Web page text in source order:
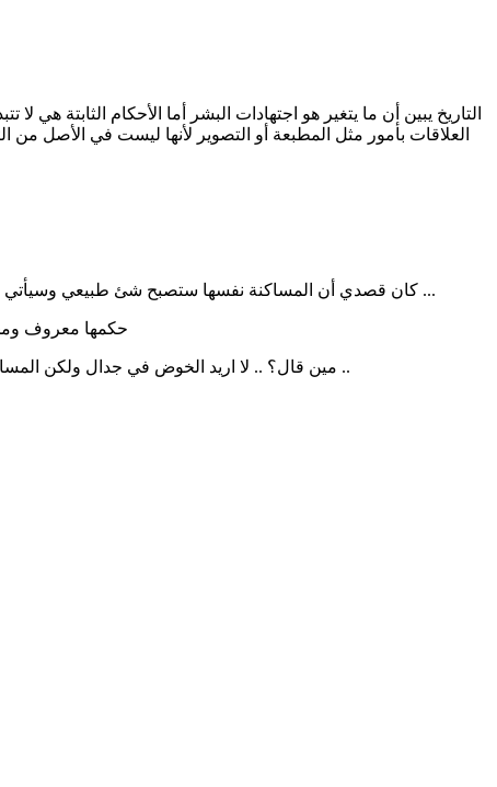
التاريخ يبين أن ما يتغير هو اجتهادات البشر أما الأحكام الثابتة
العلاقات بأمور مثل المطبعة أو التصوير لأنها ليست في الأصل
كان قصدي أن المساكنة نفسها ستصبح شئ طبيعي وسيأتي شيوخ الغفلة اما يسكتوا وإما سيقولوا "فيها قولان" وسيأتون بالدليل من السنة والقران إذا اقتضت المصلحة .. وسترين بنفسك هذا ليس ببعيد ...
حكمها معروف
مين قال؟ .. لا اريد الخوض في جدال ولكن المساكنة كانت موجودة بس بإسم آخر .. وكانت حلال وشرعية .. ولكن حرمت في عهد عمر بن الخطاب ولأسباب لا علاقة لها بالدين يطول شرحها ..